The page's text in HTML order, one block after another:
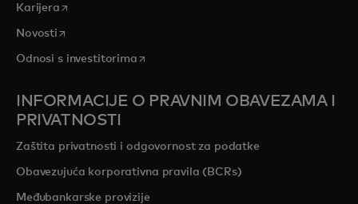
Karijeraopens in a new tab
Novosti opens in a new tab
Odnosi s investitorimaopens in a new tab
INFORMACIJE O PRAVNIM OBAVEZAMA I
PRIVATNOSTI
Zaštita privatnosti i odgovornost za podatke
Obavezujuća korporativna pravila (BCRs)
Međubankarske provizije